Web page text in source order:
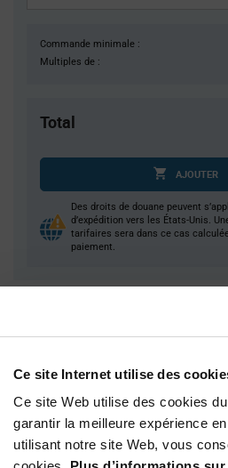
Ce site Internet utilise des
Ce site Web utilise des cookies
garantir la meilleure expérience
utilisant notre site Web, vous
Commande minimale :
Multiples de :
Total
AJOUTER
Des droits de douane peuvent
d’expédition vers les États-Unis.
tarifaires sera dans ce cas
paiement.
Product
Information
section
Tray